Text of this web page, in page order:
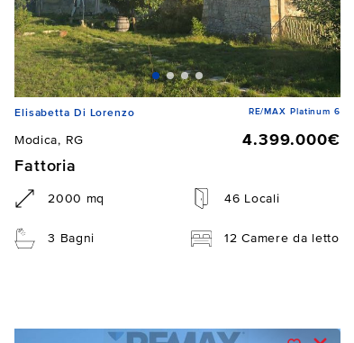
Elisabetta Di Lorenzo RE/MAX Platinum 6
Modica, RG
4.399.000€
Fattoria
2000 mq 46 Locali
3 Bagni 12 Camere da letto